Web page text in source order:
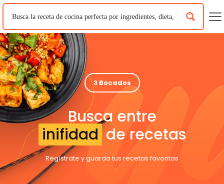
3 Bocados
Busca entre
inifidad de recetas
Regístrate y guarda tus recetas favoritas